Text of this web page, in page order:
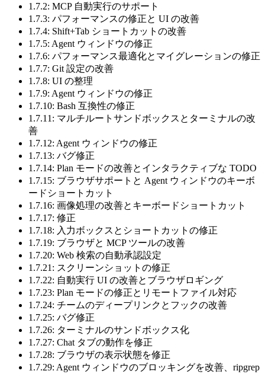
1.7.2: MCP 自動実行のサポート
1.7.3: パフォーマンスの修正と UI の改善
1.7.4: Shift+Tab ショートカットの改善
1.7.5: Agent ウィンドウの修正
1.7.6: パフォーマンス最適化とマイグレーションの修正
1.7.7: Git 設定の改善
1.7.8: UI の整理
1.7.9: Agent ウィンドウの修正
1.7.10: Bash 互換性の修正
1.7.11: マルチルートサンドボックスとターミナルの改
善
1.7.12: Agent ウィンドウの修正
1.7.13: バグ修正
1.7.14: Plan モードの改善とインタラクティブな TODO
1.7.15: ブラウザサポートと Agent ウィンドウのキーボ
ードショートカット
1.7.16: 画像処理の改善とキーボードショートカット
1.7.17: 修正
1.7.18: 入力ボックスとショートカットの修正
1.7.19: ブラウザと MCP ツールの改善
1.7.20: Web 検索の自動承認設定
1.7.21: スクリーンショットの修正
1.7.22: 自動実行 UI の改善とブラウザロギング
1.7.23: Plan モードの修正とリモートファイル対応
1.7.24: チームのディープリンクとフックの改善
1.7.25: バグ修正
1.7.26: ターミナルのサンドボックス化
1.7.27: Chat タブの動作を修正
1.7.28: ブラウザの表示状態を修正
1.7.29: Agent ウィンドウのブロッキングを改善、ripgrep